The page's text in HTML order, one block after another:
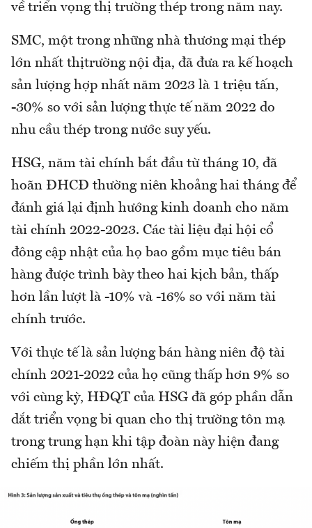
về triển vọng thị trường thép trong năm nay.
SMC, một trong những nhà thương mại thép
lớn nhất thịtrường nội địa, đã đưa ra kế hoạch
sản lượng hợp nhất năm 2023 là 1 triệu tấn,
-30% so với sản lượng thực tế năm 2022 do
nhu cầu thép trong nước suy yếu.
HSG, năm tài chính bắt đầu từ tháng 10, đã
hoãn ĐHCĐ thường niên khoảng hai tháng để
đánh giá lại định hướng kinh doanh cho năm
tài chính 2022-2023. Các tài liệu đại hội cổ
đông cập nhật của họ bao gồm mục tiêu bán
hàng được trình bày theo hai kịch bản, thấp
hơn lần lượt là -10% và -16% so với năm tài
chính trước.
Với thực tế là sản lượng bán hàng niên độ tài
chính 2021-2022 của họ cũng thấp hơn 9% so
với cùng kỳ, HĐQT của HSG đã góp phần dẫn
dắt triển vọng bi quan cho thị trường tôn mạ
trong trung hạn khi tập đoàn này hiện đang
chiếm thị phần lớn nhất.